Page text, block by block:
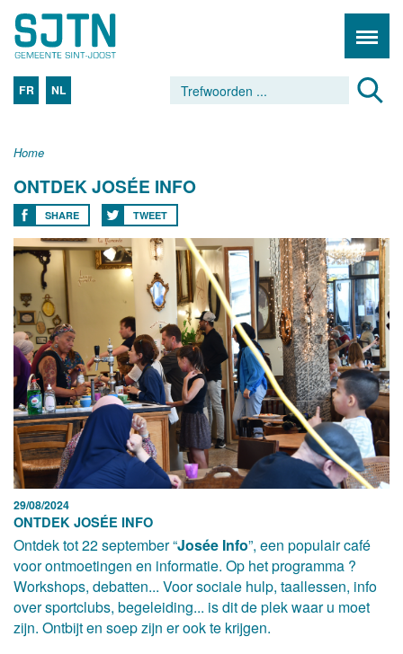
FR NL
Home
ONTDEK JOSÉE INFO
SHARE TWEET
29/08/2024
ONTDEK JOSÉE INFO
Ontdek tot 22 september “Josée Info”, een populair café
voor ontmoetingen en informatie. Op het programma ?
Workshops, debatten... Voor sociale hulp, taallessen, info
over sportclubs, begeleiding... is dit de plek waar u moet
zijn. Ontbijt en soep zijn er ook te krijgen.